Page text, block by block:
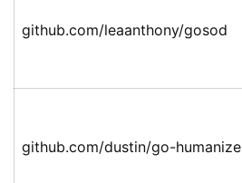
github.com/leaanthony/gosod
github.com/dustin/go-humanize